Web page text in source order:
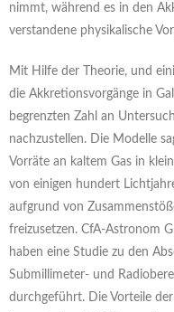
nimmt, während es in den
verstandene physikalische
Mit Hilfe der Theorie, und
die Akkretionsvorgänge in
begrenzten Zahl an
nachzustellen. Die Modelle
Vorräte an kaltem Gas in
von einigen hundert
aufgrund von
freizusetzen. CfA-Astronom
haben eine Studie zu den
Submillimeter- und
durchgeführt. Die Vorteile